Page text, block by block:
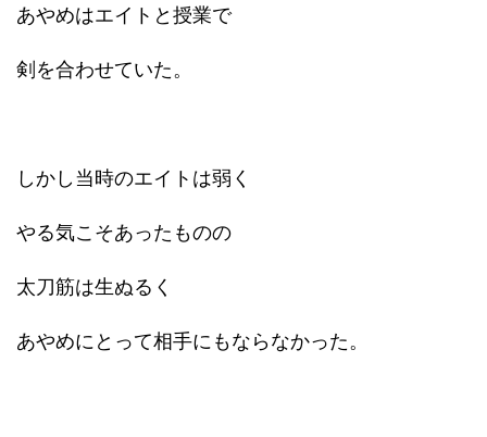
あやめはエイトと授業で
剣を合わせていた。
しかし当時のエイトは弱く
やる気こそあったものの
太刀筋は生ぬるく
あやめにとって相手にもならなかった。